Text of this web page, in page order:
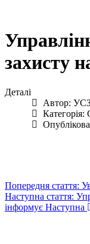
захисту
Деталі
Автор:
Категорія:
Попередня стаття:
Наступна стаття:
інформує Наступна